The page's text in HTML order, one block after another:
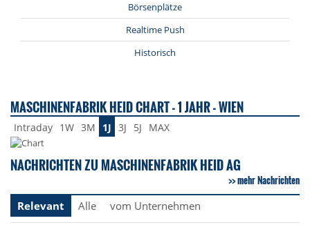
Börsenplätze
Realtime Push
Historisch
MASCHINENFABRIK HEID CHART - 1 JAHR - WIEN
Intraday 1W 3M 1J 3J 5J MAX
NACHRICHTEN ZU MASCHINENFABRIK HEID AG
mehr Nachrichten
Relevant
Alle vom Unternehmen